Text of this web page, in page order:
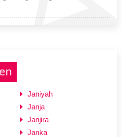
Janiyah
Janja
Janjira
Janka